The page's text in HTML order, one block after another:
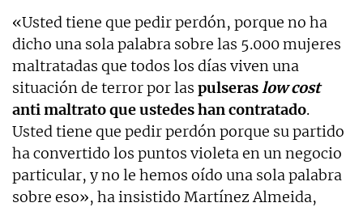
«Usted tiene que pedir perdón, porque no ha
dicho una sola palabra sobre las 5.000 mujeres
maltratadas que todos los días viven una
situación de terror por las pulseraslow cost
anti maltrato que ustedes han contratado.
Usted tiene que pedir perdón porque su partido
ha convertido los puntos violeta en un negocio
particular, y no le hemos oído una sola palabra
sobre eso», ha insistido Martínez Almeida,